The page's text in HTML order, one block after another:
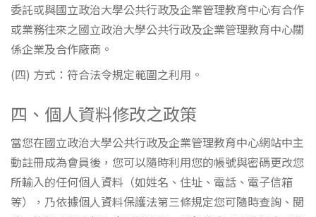
委託或與國立政治大學公共行政及企業管理教育中心有合作
或業務往來之國立政治大學公共行政及企業管理教育中心關
係企業及合作廠商。
(四) 方式：符合法令規定範圍之利用。
四、個人資料修改之政策
當您在國立政治大學公共行政及企業管理教育中心網站中主
動註冊成為會員後，您可以隨時利用您的帳號與密碼更改您
所輸入的任何個人資料（如姓名、住址、電話、電子信箱
等），乃依據個人資料保護法第三條規定您可隨時查詢、閱